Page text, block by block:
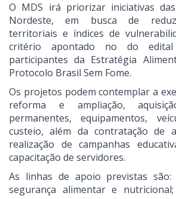
O MDS irá priorizar iniciativas
Nordeste, em busca de
territoriais e índices de
critério apontado no do edital
participantes da Estratégia
Protocolo Brasil Sem Fome.
Os projetos podem contemplar a
reforma e ampliação,
permanentes, equipamentos,
custeio, além da contratação de
realização de campanhas
capacitação de servidores.
As linhas de apoio previstas são:
segurança alimentar e